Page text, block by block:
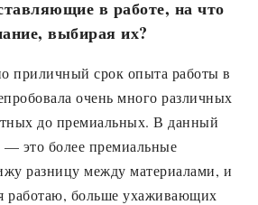
в работе, на что
выбирая их?
приличный срок опыта работы в
очень много различных
до премиальных. В данный
это более премиальные
разницу между материалами, и
работаю, больше ухаживающих